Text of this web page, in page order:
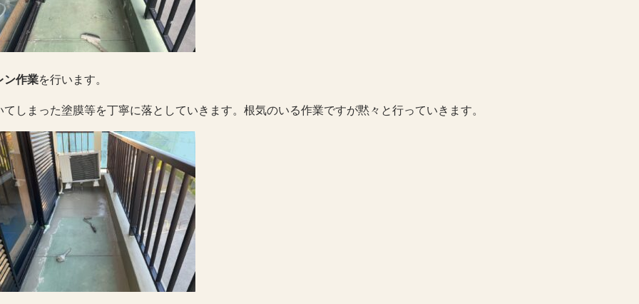
ン作業を行います。
てしまった塗膜等を丁寧に落としていきます。根気のいる作業ですが黙々と行っていきます。